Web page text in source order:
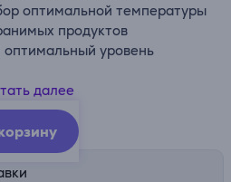
оптимальной температуры
продуктов
уровень
регулировка температуры
далее